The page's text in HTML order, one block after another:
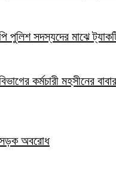
পুলিশ সদস্যদের মাঝে
কর্মচারী মহসীনের
অবরোধ